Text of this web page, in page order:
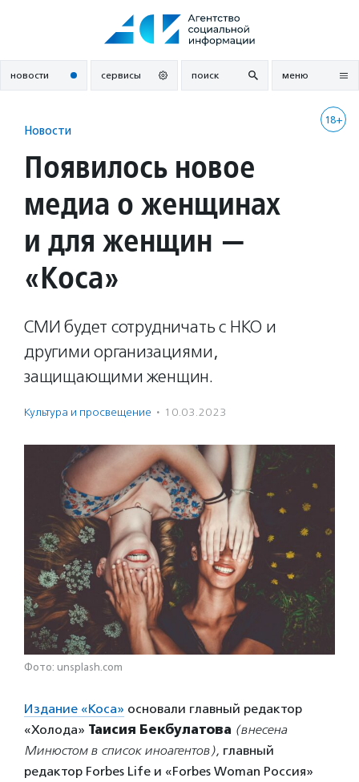
новости сервисы поиск меню
18+
Новости
Появилось новое
медиа о женщинах
и для женщин —
«Коса»
СМИ будет сотрудничать с НКО и
другими организациями,
защищающими женщин.
Культура и просвещение · 10.03.2023
Фото: unsplash.com
Издание «Коса» основали главный редактор
«Холода» Таисия Бекбулатова (внесена
Минюстом в список иноагентов), главный
редактор Forbes Life и «Forbes Woman Россия»